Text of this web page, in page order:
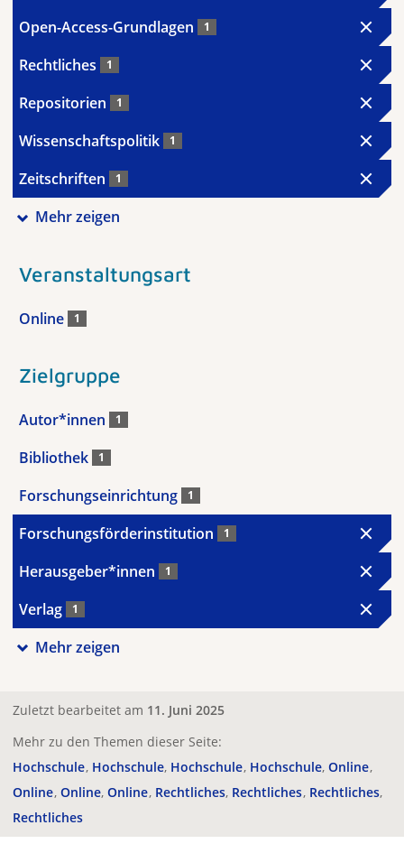
Open-Access-Grundlagen 1
Rechtliches 1
Repositorien 1
Wissenschaftspolitik 1
Zeitschriften 1
Mehr zeigen
Veranstaltungsart
Online 1
Zielgruppe
Autor*innen 1
Bibliothek 1
Forschungseinrichtung 1
Forschungsförderinstitution 1
Herausgeber*innen 1
Verlag 1
Mehr zeigen
Zuletzt bearbeitet am 11. Juni 2025
Mehr zu den Themen dieser Seite:
Hochschule Hochschule Hochschule Hochschule Online
Online Online Online Rechtliches Rechtliches Rechtliches
Rechtliches